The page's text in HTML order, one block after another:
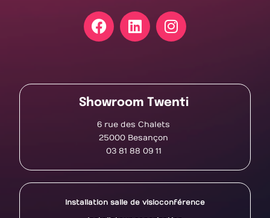
Showroom Twenti
6 rue des Chalets
25000 Besançon
03 81 88 09 11
Installation salle de visioconférence